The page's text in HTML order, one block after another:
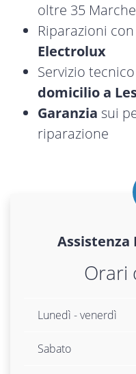
oltre 35 Marche
Riparazioni con
Electrolux
Servizio
domicilio a
Garanzia sui
riparazione
Assistenza
Orari
Lunedì - venerdì
Sabato